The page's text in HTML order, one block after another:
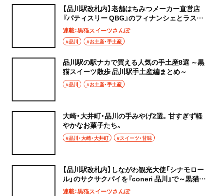
【品川駅改札内】老舗はちみつメーカー直営店
『パティスリー QBG』のフィナンシェとラスク
が絶品！～黒猫スイーツ散歩 手土産編～
連載：黒猫スイーツさんぽ
#品川 #お土産・手土産
品川駅の駅ナカで買える人気の手土産8選 ～黒
猫スイーツ散歩 品川駅手土産編まとめ～
#品川 #お土産・手土産
大崎・大井町・品川の手みやげ2選。甘すぎず軽
やかなお菓子たち。
#品川・大崎・大井町 #スイーツ・甘味
【品川駅改札内】しながわ観光大使「シナモロー
ル」のサクサクパイを『coneri 品川』で～黒猫ス
イーツ散歩 手土産編～
連載：黒猫スイーツさんぽ